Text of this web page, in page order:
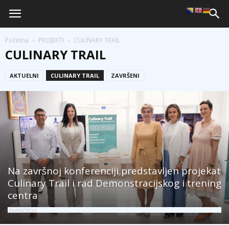
Početna PROJEKTI CULINARY TRAIL
CULINARY TRAIL
AKTUELNI CULINARY TRAIL ZAVRŠENI
Na završnoj konferenciji predstavljen projekat
Culinary Trail i rad Demonstracijskog i trening
centra
19/06/2026